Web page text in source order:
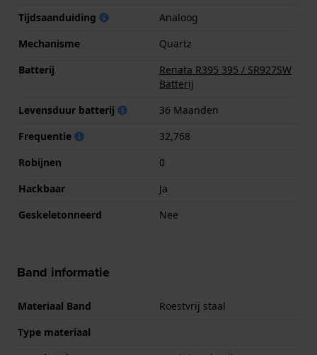
Tijdsaanduiding
Analoog
Mechanisme
Quartz
Batterij
Renata R395 395 / SR927SW
Batterij
Levensduur batterij
36 Maanden
Frequentie
32,768
Robijnen
0
Hackbaar
Ja
Geskeletonneerd
Nee
Band informatie
Materiaal Band
Roestvrij staal
Type materiaal